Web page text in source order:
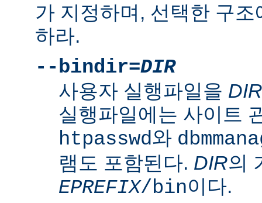
가 지정하며, 선택한 구
하라.
--bindir=DIR
사용자 실행파일을 DIR
실행파일에는 사이트
htpasswd와
램도 포함된다. DIR의
EPREFIX/bin이다.